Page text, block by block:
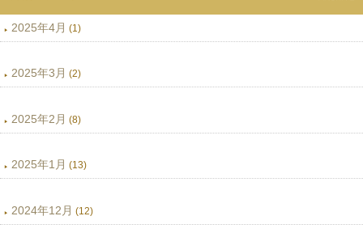
2025年4月 (1)
2025年3月 (2)
2025年2月 (8)
2025年1月 (13)
2024年12月 (12)